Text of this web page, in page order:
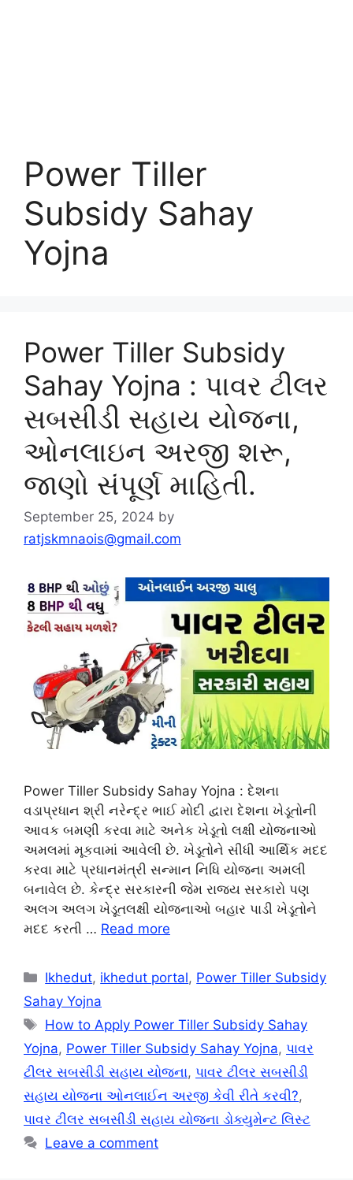
Power Tiller
Subsidy Sahay
Yojna
Power Tiller Subsidy
Sahay Yojna : પાવર ટીલર
સબસીડી સહાય યોજના,
ઓનલાઇન અરજી શરૂ,
જાણો સંપૂર્ણ માહિતી.
September 25, 2024 by
ratjskmnaois@gmail.com
Power Tiller Subsidy Sahay Yojna : દેશના
વડાપ્રધાન શ્રી નરેન્દ્ર ભાઈ મોદી દ્વારા દેશના ખેડૂતોની
આવક બમણી કરવા માટે અનેક ખેડૂતો લક્ષી યોજનાઓ
અમલમાં મૂકવામાં આવેલી છે. ખેડૂતોને સીધી આર્થિક મદદ
કરવા માટે પ્રધાનમંત્રી સન્માન નિધિ યોજના અમલી
બનાવેલ છે. કેન્દ્ર સરકારની જેમ રાજ્ય સરકારો પણ
અલગ અલગ ખેડૂતલક્ષી યોજનાઓ બહાર પાડી ખેડૂતોને
મદદ કરતી … Read more
Categories
Ikhedut, ikhedut portal, Power Tiller Subsidy
Sahay Yojna
Tags
How to Apply Power Tiller Subsidy Sahay
Yojna, Power Tiller Subsidy Sahay Yojna, પાવર
ટીલર સબસીડી સહાય યોજના, પાવર ટીલર સબસીડી
સહાય યોજના ઓનલાઈન અરજી કેવી રીતે કરવી?,
પાવર ટીલર સબસીડી સહાય યોજના ડોક્યુમેન્ટ લિસ્ટ
Leave a comment